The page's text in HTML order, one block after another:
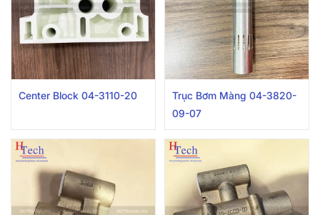
Center Block 04-3110-20
Trục Bơm Màng 04-3820-
09-07